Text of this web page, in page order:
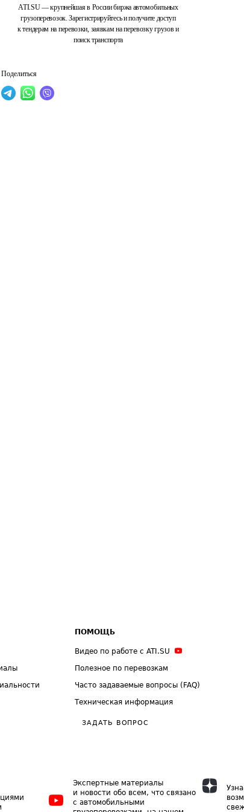
ATI.SU — крупнейшая в России биржа автомобильных
грузоперевозок. Зарегистрируйтесь и получите доступ
к тендерам на перевозки, заявкам на перевозку грузов и
поиск транспорта
Поделиться
ПОМОЩЬ
Видео по работе с ATI.SU
Полезное по перевозкам
Часто задаваемые вопросы (FAQ)
Техническая информация
ЗАДАТЬ ВОПРОС
Экспертные материалы
и новости обо всем, что связано
с автомобильными